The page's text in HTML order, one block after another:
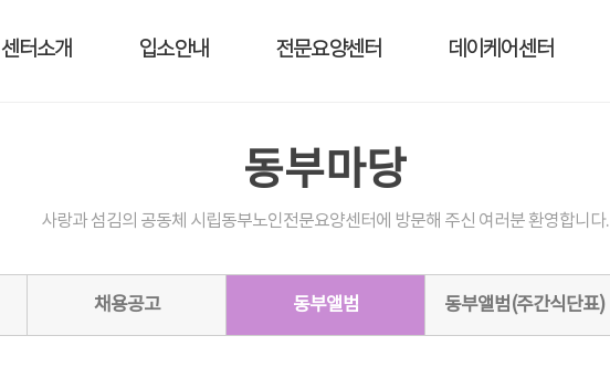
센터소개 입소안내 전문요양센터 데이케어센터
동부마당
사랑과 섬김의 공동체 시립동부노인전문요양센터에 방문해 주신 여러분 환영합니다.
채용공고 동부앨범 동부앨범(주간식단표)